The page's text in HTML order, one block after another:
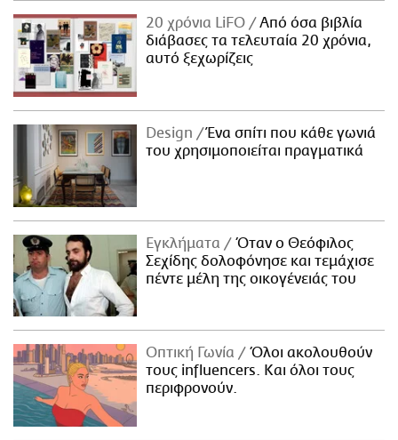
20 χρόνια LiFO
Από όσα βιβλία
διάβασες τα τελευταία 20 χρόνια,
αυτό ξεχωρίζεις
Design
Ένα σπίτι που κάθε γωνιά
του χρησιμοποιείται πραγματικά
Εγκλήματα
Όταν ο Θεόφιλος
Σεχίδης δολοφόνησε και τεμάχισε
πέντε μέλη της οικογένειάς του
Οπτική Γωνία
Όλοι ακολουθούν
τους influencers. Και όλοι τους
περιφρονούν.